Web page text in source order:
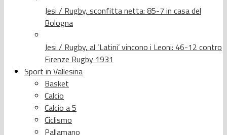
Jesi / Rugby, sconfitta netta: 85-7 in casa del
Bologna
Jesi / Rugby, al ‘Latini’ vincono i Leoni: 46-12 contro
Firenze Rugby 1931
Sport in Vallesina
Basket
Calcio
Calcio a 5
Ciclismo
Pallamano